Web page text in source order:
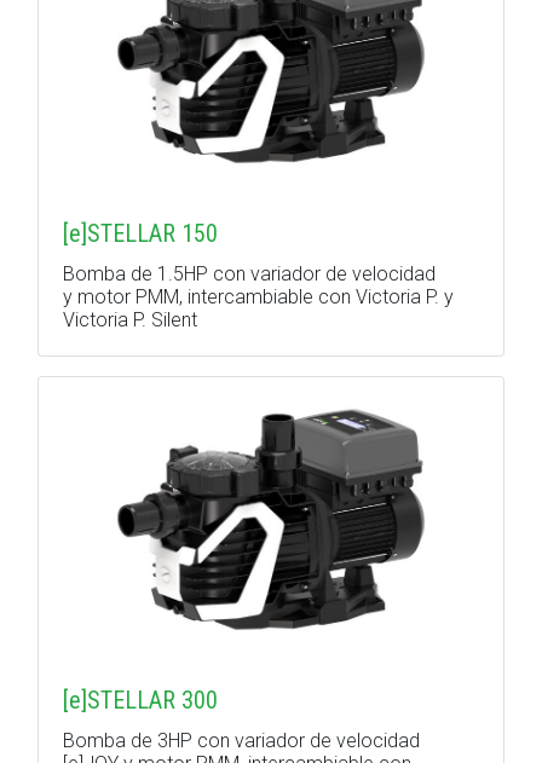
[e]STELLAR 150
Bomba de 1.5HP con variador de velocidad
y motor PMM, intercambiable con Victoria P. y
Victoria P. Silent
[e]STELLAR 300
Bomba de 3HP con variador de velocidad